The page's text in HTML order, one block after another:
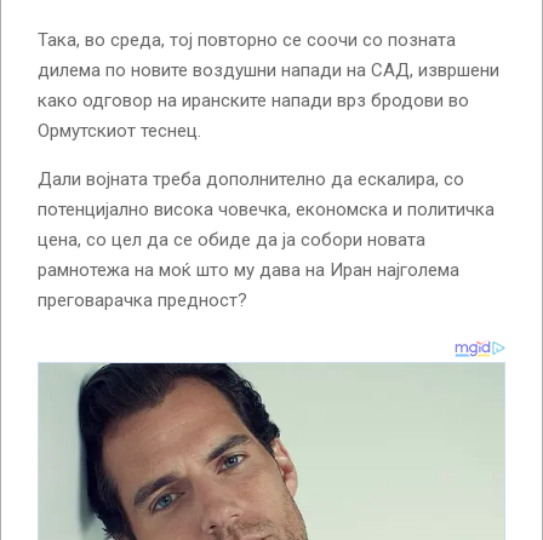
Така, во среда, тој повторно се соочи со позната
дилема по новите воздушни напади на САД, извршени
како одговор на иранските напади врз бродови во
Ормутскиот теснец.
Дали војната треба дополнително да ескалира, со
потенцијално висока човечка, економска и политичка
цена, со цел да се обиде да ја собори новата
рамнотежа на моќ што му дава на Иран најголема
преговарачка предност?